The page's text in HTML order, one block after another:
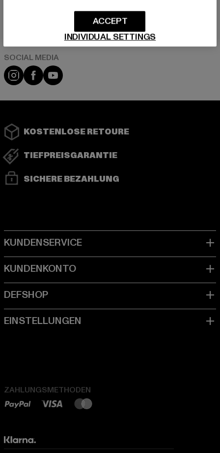
Play market
Instagram
FacebookYouTube
KOSTENLOSE RETOURE
TIEFPREISGARANTIE
SICHERE BEZAHLUNG
ZAHLUNGSMETHODEN
INDIVIDUAL SETTINGS
ACCEPT